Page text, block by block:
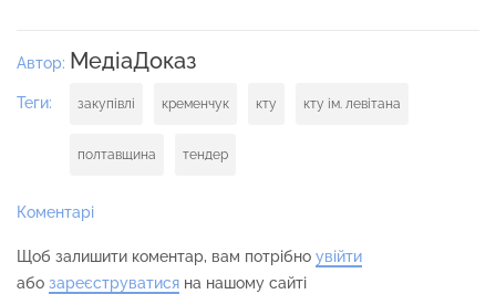
Автор: МедіаДоказ
Теги: закупівлі кременчук кту кту ім. левітана
полтавщина тендер
Коментарі
Щоб залишити коментар, вам потрібно увійти
або зареєструватися на нашому сайті